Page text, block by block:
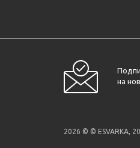
на
2026 © © ESVARKA,